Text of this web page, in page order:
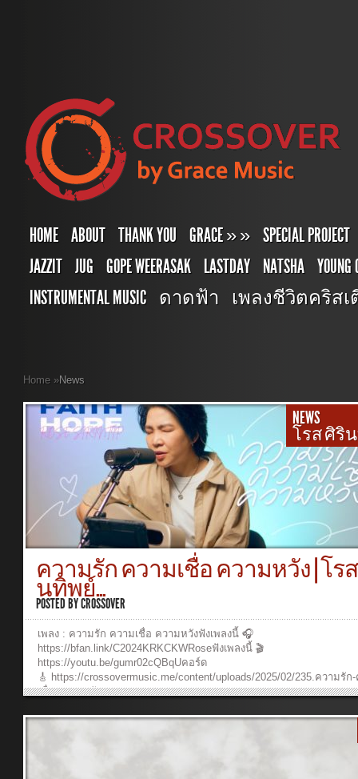
HOME ABOUT THANK YOU GRACE»» SPECIAL PROJECT
JAZZIT JUG GOPE WEERASAK LASTDAY NATSHA YOUNG
INSTRUMENTAL MUSIC ดาดฟ้า เพลงชีวิตคริสเตียน
Home »News
NEWS
โรส ศิริ
ความรัก ความเชื่อ ความหวัง | โร
นทิพย์...
POSTED BYCROSSOVER
เพลง : ความรัก ความเชื่อ ความหวังฟังเพลงนี้ 🎧
https://bfan.link/C2024KRKCKWRoseฟังเพลงนี้ 🎬
https://youtu.be/gumr02cQBqUคอร์ด
🎸 https://crossovermusic.me/content/uploads/2025/02/235.ความรัก
เชื่อ-ความหวัง.pdf Music ProductionProducer: Ruangkit
YongpiyakulVocal: Rose SirintipBackground Vocal: Ruangkit